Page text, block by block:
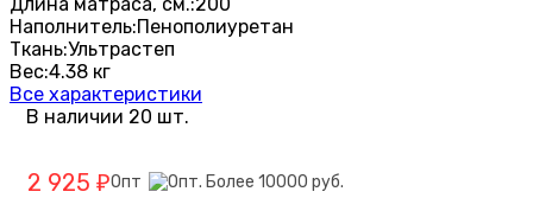
Наполнитель:Пенополиуретан
Ткань:Ультрастеп
Вес:4.38 кг
Все характеристики
В наличии 20 шт.
2 925 ₽Опт